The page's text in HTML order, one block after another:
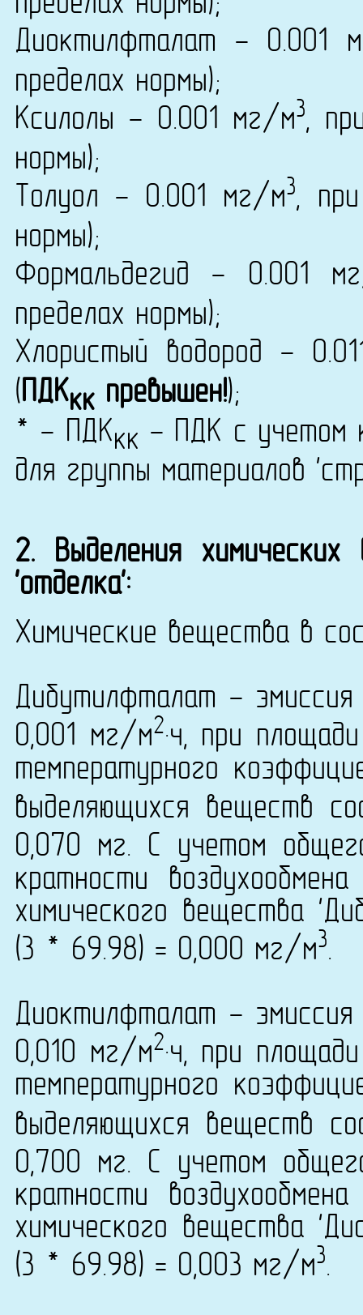
Диоктилфталат - 0.001
пределах нормы);
Ксилолы - 0.001 мг/м3,
нормы);
Толуол - 0.001 мг/м3,
нормы);
Формальдегид - 0.001
пределах нормы);
Хлористый водород -
(ПДКкк превышен!);
* - ПДКкк - ПДК с учетом
для группы материалов
2. Выделения
'отделка':
Химические вещества в
Дибутилфталат - эмиссия
0,001 мг/м2·ч, при
температурного
выделяющихся веществ
0,070 мг. С учетом
кратности
химического вещества
(3 * 69.98) = 0,000 мг/м3.
Диоктилфталат - эмиссия
0,010 мг/м2·ч, при
температурного
выделяющихся веществ
0,700 мг. С учетом
кратности
химического вещества
(3 * 69.98) = 0,003 мг/м3.